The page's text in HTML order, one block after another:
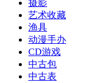
摄影
艺术收藏
渔具
动漫手办
CD游戏
中古包
中古表